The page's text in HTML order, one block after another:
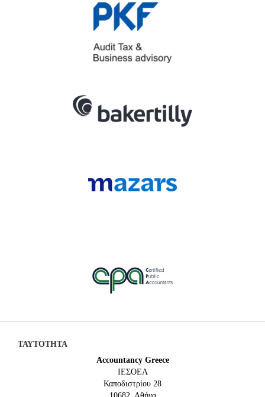
ΤΑΥΤΟΤΗΤΑ
Accountancy Greece
IEΣΟΕΛ
Καποδιστρίου 28